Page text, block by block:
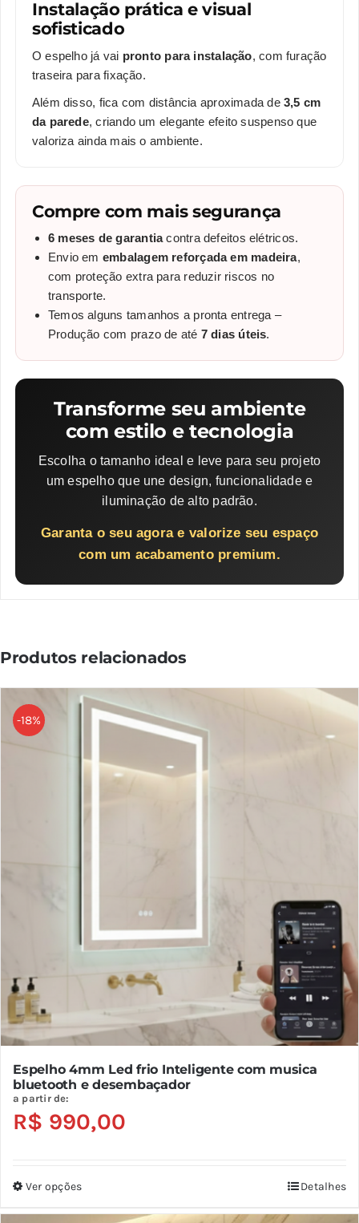
Instalação prática e visual
sofisticado
O espelho já vai pronto para instalação, com furação
traseira para fixação.
Além disso, fica com distância aproximada de3,5 cm
da parede, criando um elegante efeito suspenso que
valoriza ainda mais o ambiente.
Compre com mais segurança
6 meses de garantiacontra defeitos elétricos.
Envio em embalagem reforçada em madeira,
com proteção extra para reduzir riscos no
transporte.
Temos alguns tamanhos a pronta entrega –
Produção com prazo de até 7 dias úteis.
Transforme seu ambiente
com estilo e tecnologia
Escolha o tamanho ideal e leve para seu projeto
um espelho que une design, funcionalidade e
iluminação de alto padrão.
Garanta o seu agora e valorize seu espaço
com um acabamento premium.
Produtos relacionados
-18%
Espelho 4mm Led frio Inteligente com musica
bluetooth e desembaçador
a partir de:
R$ 990,00
Ver opçõesEste
produto
Detalhes